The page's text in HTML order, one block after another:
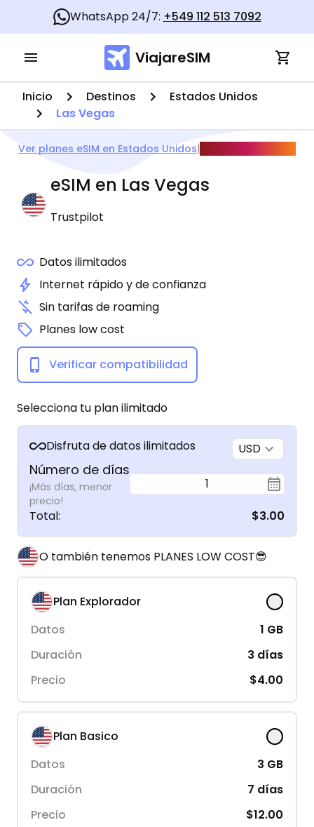
WhatsApp 24/7: +549 112 513 7092
ViajareSIM
Inicio Destinos
Estados Unidos
Las Vegas
Ver planes eSIM en Estados Unidos|
eSIM en Las Vegas
Trustpilot
Datos ilimitados
Internet rápido y de confianza
Sin tarifas de roaming
Planes low cost
Verificar compatibilidad
Selecciona tu plan ilimitado
Disfruta de datos ilimitados USD
Número de días
¡Más días, menor
precio!
1
Total: $3.00
O también tenemos PLANES LOW COST😎
Plan Explorador
Datos
1 GB
Duración
3 días
Precio
$4.00
Plan Basico
Datos
3 GB
Duración
7 días
Precio
$12.00